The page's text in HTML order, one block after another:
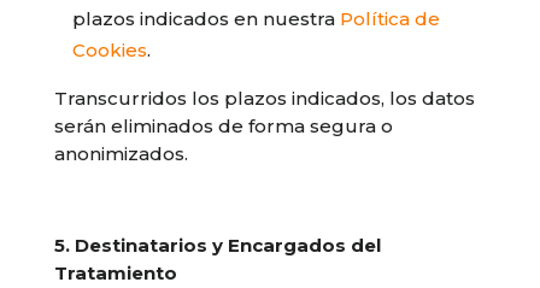
plazos indicados en nuestra Política de
Cookies.
Transcurridos los plazos indicados, los datos
serán eliminados de forma segura o
anonimizados.
5. Destinatarios y Encargados del
Tratamiento